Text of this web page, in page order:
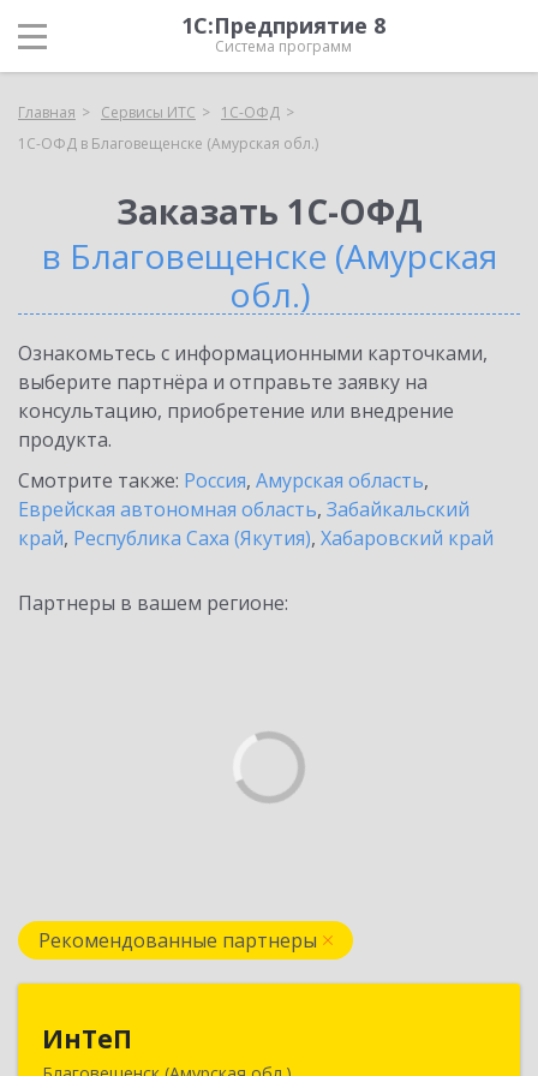
1С:Предприятие 8
Система программ
Главная Сервисы ИТС
1С-ОФД
1С-ОФД в Благовещенске (Амурская обл.)
Заказать 1С-ОФД
в Благовещенске (Амурская
обл.)
Ознакомьтесь с информационными карточками,
выберите партнёра и отправьте заявку на
консультацию, приобретение или внедрение
продукта.
Смотрите также: Россия, Амурская область,
Еврейская автономная область, Забайкальский
край, Республика Саха (Якутия), Хабаровский край
Партнеры в вашем регионе:
Рекомендованные партнеры
ИнТеП